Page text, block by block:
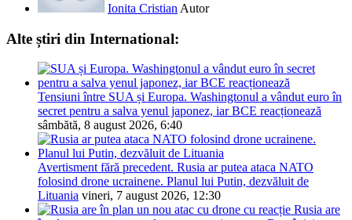
Ionita Cristian Autor
Alte știri din International:
Tensiuni între SUA și Europa. Washingtonul a vândut euro în
secret pentru a salva yenul japonez, iar BCE reacționează
sâmbătă, 8 august 2026, 6:40
Avertisment fără precedent. Rusia ar putea ataca NATO
folosind drone ucrainene. Planul lui Putin, dezvăluit de
Lituania vineri, 7 august 2026, 12:30
Rusia are